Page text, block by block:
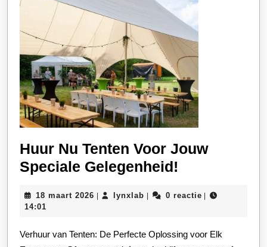
Huur Nu Tenten Voor Jouw
Speciale Gelegenheid!
Tenten
Jouw
18 maart 2026 18
| lynxlab lynxlab
| 0 reactie |
14:01
Verhuur van Tenten: De Perfecte Oplossing voor Elk